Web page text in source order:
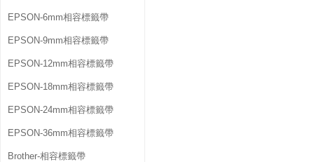
EPSON-6mm相容標籤帶
EPSON-9mm相容標籤帶
EPSON-12mm相容標籤帶
EPSON-18mm相容標籤帶
EPSON-24mm相容標籤帶
EPSON-36mm相容標籤帶
Brother-相容標籤帶